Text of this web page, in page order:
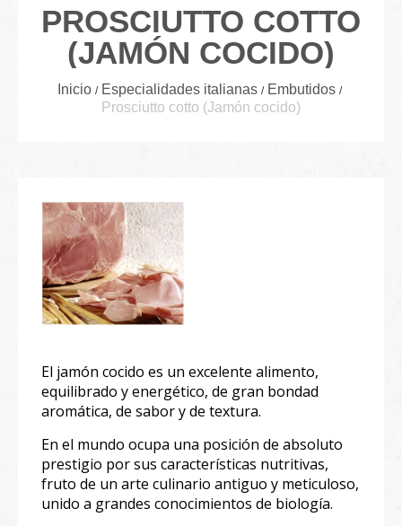
PROSCIUTTO COTTO
(JAMÓN COCIDO)
Inicio Especialidades italianas
Embutidos
Prosciutto cotto (Jamón cocido)
El jamón cocido es un excelente alimento,
equilibrado y energético, de gran bondad
aromática, de sabor y de textura.
En el mundo ocupa una posición de absoluto
prestigio por sus características nutritivas,
fruto de un arte culinario antiguo y meticuloso,
unido a grandes conocimientos de biología.